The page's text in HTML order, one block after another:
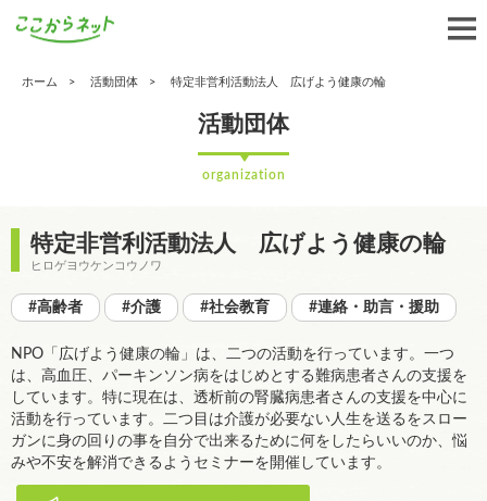
ホーム 活動団体 特定非営利活動法人 広げよう健康の輪
活動団体
organization
特定非営利活動法人 広げよう健康の輪
ヒロゲヨウケンコウノワ
#高齢者 #介護 #社会教育 #連絡・助言・援助
NPO「広げよう健康の輪」は、二つの活動を行っています。一つ
は、高血圧、パーキンソン病をはじめとする難病患者さんの支援を
しています。特に現在は、透析前の腎臓病患者さんの支援を中心に
活動を行っています。二つ目は介護が必要ない人生を送るをスロー
ガンに身の回りの事を自分で出来るために何をしたらいいのか、悩
みや不安を解消できるようセミナーを開催しています。